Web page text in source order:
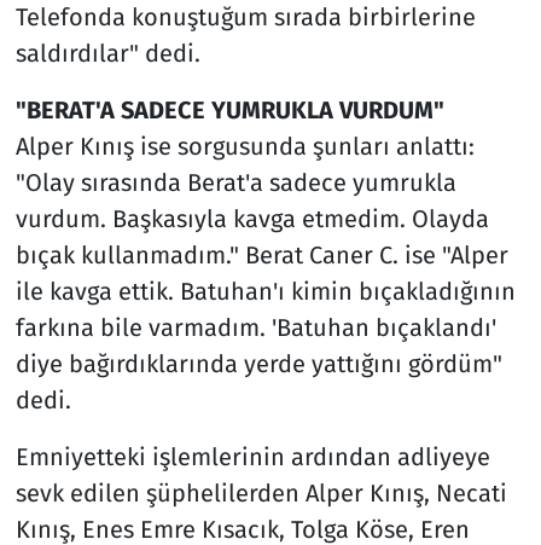
Telefonda konuştuğum sırada birbirlerine
saldırdılar" dedi.
"BERAT'A SADECE YUMRUKLA VURDUM"
Alper Kınış ise sorgusunda şunları anlattı:
"Olay sırasında Berat'a sadece yumrukla
vurdum. Başkasıyla kavga etmedim. Olayda
bıçak kullanmadım." Berat Caner C. ise "Alper
ile kavga ettik. Batuhan'ı kimin bıçakladığının
farkına bile varmadım. 'Batuhan bıçaklandı'
diye bağırdıklarında yerde yattığını gördüm"
dedi.
Emniyetteki işlemlerinin ardından adliyeye
sevk edilen şüphelilerden Alper Kınış, Necati
Kınış, Enes Emre Kısacık, Tolga Köse, Eren